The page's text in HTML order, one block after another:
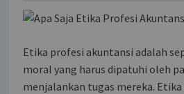
Etika profesi akuntansi adalah
moral yang harus dipatuhi oleh
menjalankan tugas mereka.